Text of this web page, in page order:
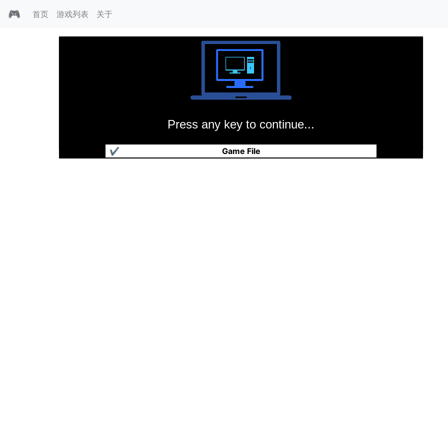
🎮 首页 游戏列表 关于
Press any key to continue...
Game File
✔